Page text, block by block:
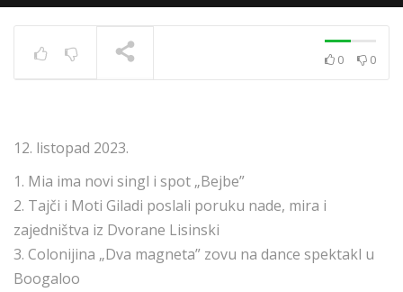
0 0
12. listopad 2023.
1. Mia ima novi singl i spot „Bejbe”
2. Tajči i Moti Giladi poslali poruku nade, mira i
zajedništva iz Dvorane Lisinski
3. Colonijina „Dva magneta” zovu na dance spektakl u
Boogaloo